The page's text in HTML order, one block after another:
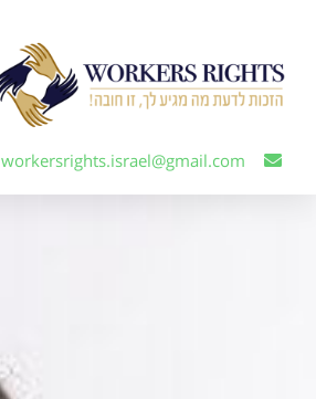
workersrights.israel@gmail.com